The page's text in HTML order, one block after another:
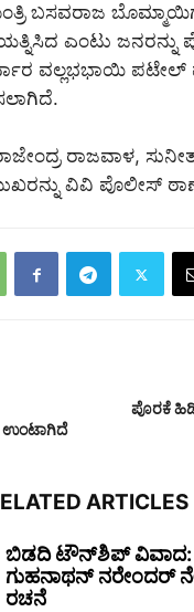
ಬಸವರಾಜ
ಎಂಟು ಜನರನ್ನು
ವಲ್ಲಭಭಾಯಿ ಪಟೇಲ್
ರಾಜವಾಳ,
ವಿವಿ ಪೊಲೀಸ್
ಉಂಟಾಗಿದೆ
ಪೊರಕೆ
ARTICLES
ಬಿಡದಿ ಟೌನ್‌ಶಿಪ್ ವಿವಾದ:
ಗುಹನಾಥನ್ ನರೇಂದರ್
ರಚನೆ